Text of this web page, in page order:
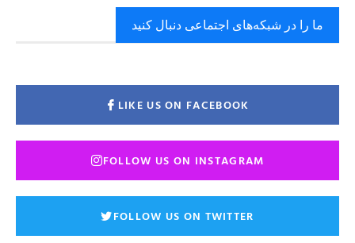
ما را در شبکه‌های اجتماعی دنبال کنید
LIKE US ON FACEBOOK
FOLLOW US ON INSTAGRAM
FOLLOW US ON TWITTER